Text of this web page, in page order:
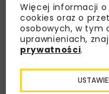
Firma PORR SA
różnego typu
brakowało tylko
Więcej informacji o
cookies oraz o
osobowych, w tym
uprawnieniach,
prywatności.